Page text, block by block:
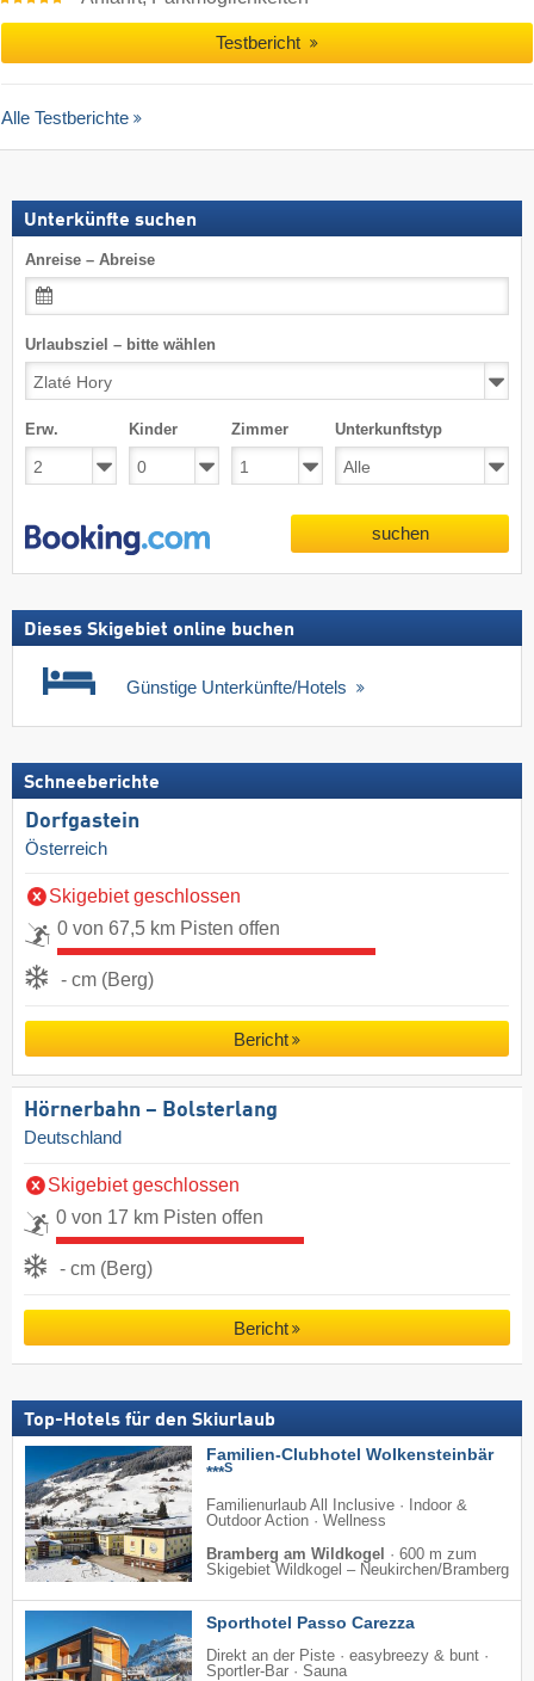
Testbericht
Alle Testberichte
Unterkünfte suchen
Anreise – Abreise
Urlaubsziel – bitte wählen
Erw. Kinder Zimmer Unterkunftstyp
suchen
Dieses Skigebiet online buchen
Günstige Unterkünfte/Hotels
Schneeberichte
Dorfgastein
Österreich
Skigebiet geschlossen
0 von 67,5 km Pisten offen
- cm (Berg)
Bericht
Hörnerbahn – Bolsterlang
Deutschland
Skigebiet geschlossen
0 von 17 km Pisten offen
- cm (Berg)
Bericht
Top-Hotels für den Skiurlaub
Familien-Clubhotel Wolkensteinbär
***S
Familienurlaub All Inclusive · Indoor &
Outdoor Action · Wellness
Bramberg am Wildkogel
· 600 m zum
Skigebiet Wildkogel – Neukirchen/​Bramberg
Sporthotel Passo Carezza
Direkt an der Piste · easybreezy & bunt ·
Sportler-Bar · Sauna